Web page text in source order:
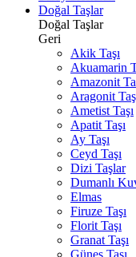
Doğal Taşlar
Doğal Taşlar
Geri
Akik Taşı
Akuamarin
Amazonit
Aragonit
Ametist Taşı
Apatit Taşı
Ay Taşı
Ceyd Taşı
Dizi Taşlar
Dumanlı
Elmas
Firuze Taşı
Florit Taşı
Granat Taşı
Güneş Taşı